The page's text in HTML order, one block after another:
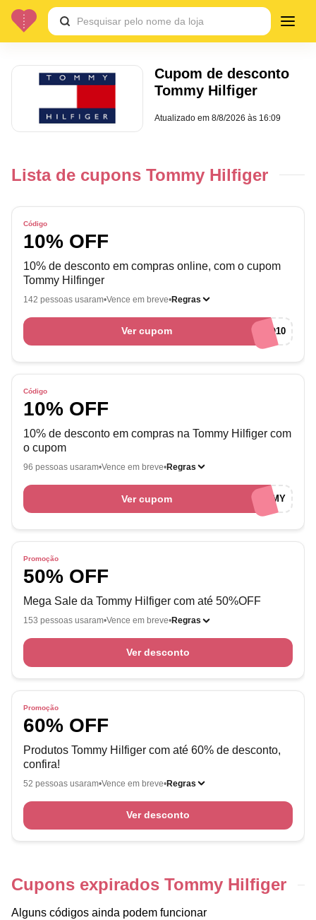
Cupom de desconto
Tommy Hilfiger
Atualizado em8/8/2026 às 16:09
Lista de cupons Tommy Hilfiger
Código
10% OFF
10% de desconto em compras online, com o cupom
Tommy Hilfinger
142 pessoas usaram Vence em breve Regras
Ver cupom AFILIO10
Código
10% OFF
10% de desconto em compras na Tommy Hilfiger com
o cupom
96 pessoas usaram Vence em breve Regras
Ver cupom WELCOMETOMMY
Promoção
50% OFF
Mega Sale da Tommy Hilfiger com até 50%OFF
153 pessoas usaram Vence em breve Regras
Ver desconto
Promoção
60% OFF
Produtos Tommy Hilfiger com até 60% de desconto,
confira!
52 pessoas usaram Vence em breve Regras
Ver desconto
Cupons expirados Tommy Hilfiger
Alguns códigos ainda podem funcionar